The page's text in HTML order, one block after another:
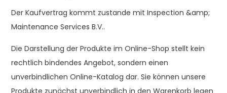
Der Kaufvertrag kommt zustande mit Inspection &amp;
Maintenance Services B.V..
Die Darstellung der Produkte im Online-Shop stellt kein
rechtlich bindendes Angebot, sondern einen
unverbindlichen Online-Katalog dar. Sie können unsere